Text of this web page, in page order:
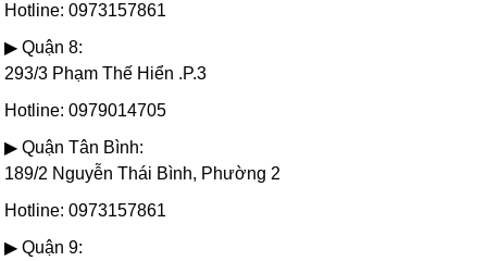
Hotline: 0973157861
▶ Quận 8:
293/3 Phạm Thế Hiển .P.3
Hotline: 0979014705
▶ Quận Tân Bình:
189/2 Nguyễn Thái Bình, Phường 2
Hotline: 0973157861
▶ Quận 9: